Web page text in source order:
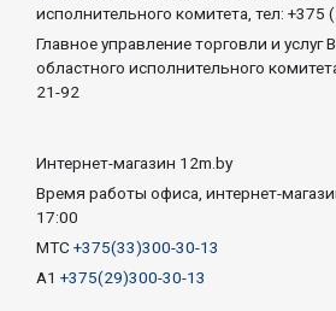
исполнительного комитета, тел: +375
Главное управление торговли и услуг
областного исполнительного
21-92
Интернет-магазин 12m.by
Время работы офиса, интернет-
17:00
МТС +375(33)300-30-13
А1 +375(29)300-30-13